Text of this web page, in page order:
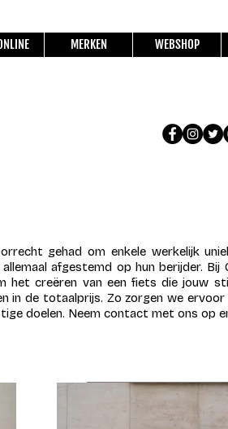
MERKEN WEBSHOP
gehad om enkele werkelijk
afgestemd op hun berijder.
het creëren van een fiets die jouw
in de totaalprijs. Zo zorgen we
doelen. Neem contact met ons op